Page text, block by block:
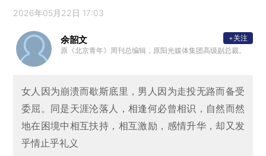
2026年05月22日 17:03
余韶文
原《北京青年》周刊总编辑，原阳光媒体集团高级副总裁。
+关注
女人因为崩溃而歇斯底里，男人因为走投无路而备受
委屈。同是天涯沦落人，相逢何必曾相识，自然而然
地在困境中相互扶持，相互激励，感情升华，却又发
乎情止乎礼义